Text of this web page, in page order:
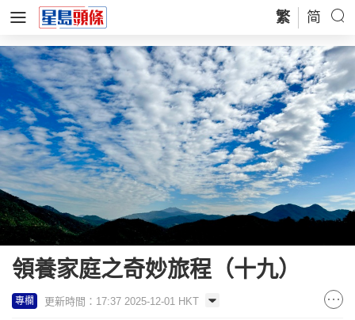
繁 简
領養家庭之奇妙旅程（十九）
專欄 更新時間：17:37 2025-12-01 HKT